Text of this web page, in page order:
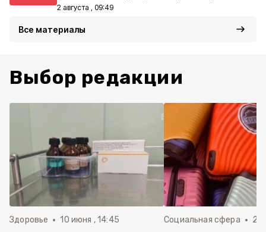
2 августа , 09:49
Все материалы
Выбор редакции
Здоровье 10 июня , 14:45 Социальная сфера 20